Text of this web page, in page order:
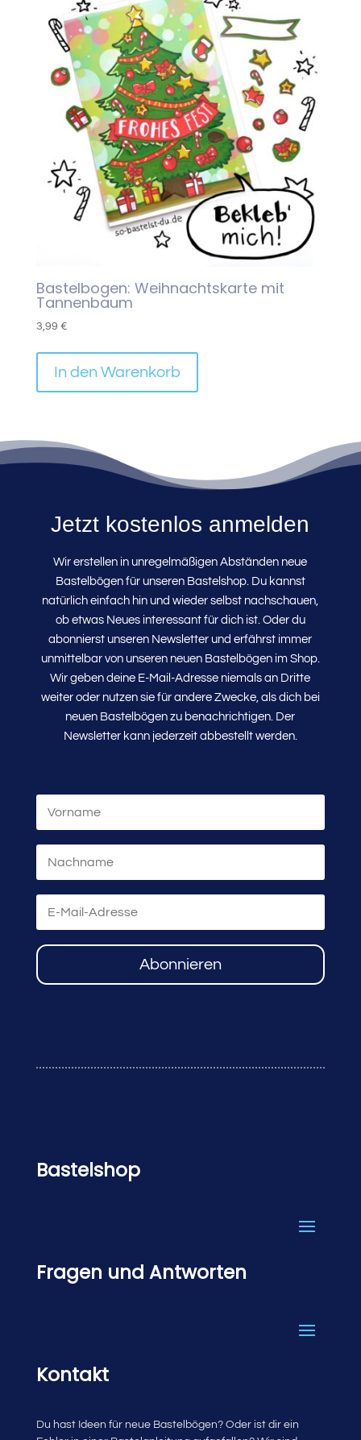
Bastelbogen: Weihnachtskarte mit
Tannenbaum
3,99 €
In den Warenkorb
Jetzt kostenlos anmelden
Wir erstellen in unregelmäßigen Abständen neue
Bastelbögen für unseren Bastelshop. Du kannst
natürlich einfach hin und wieder selbst nachschauen,
ob etwas Neues interessant für dich ist. Oder du
abonnierst unseren Newsletter und erfährst immer
unmittelbar von unseren neuen Bastelbögen im Shop.
Wir geben deine E-Mail-Adresse niemals an Dritte
weiter oder nutzen sie für andere Zwecke, als dich bei
neuen Bastelbögen zu benachrichtigen. Der
Newsletter kann jederzeit abbestellt werden.
Abonnieren
Bastelshop
Fragen und Antworten
Kontakt
Du hast Ideen für neue Bastelbögen? Oder ist dir ein